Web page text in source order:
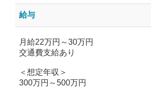
給与
月給22万円～30万円
交通費支給あり
＜想定年収＞
300万円～500万円